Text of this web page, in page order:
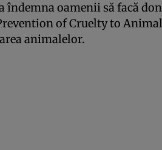
îndemna oamenii să facă
of Cruelty to
animalelor.